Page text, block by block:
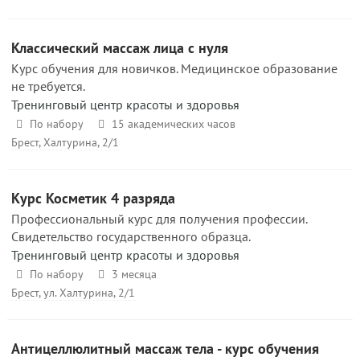
Классический массаж лица с нуля
Курс обучения для новичков. Медицинское образование
не требуется.
Тренинговый центр красоты и здоровья
По набору
15 академических часов
Брест, Халтурина, 2/1
Курс Косметик 4 разряда
Профессиональный курс для получения профессии.
Свидетельство государственного образца.
Тренинговый центр красоты и здоровья
По набору
3 месяца
Брест, ул. Халтурина, 2/1
Антицеллюлитный массаж тела - курс обучения